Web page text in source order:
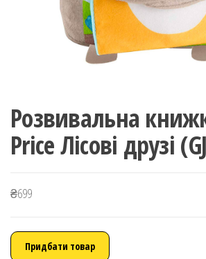
Розвивальна
Price Лісові друзі
₴699
Придбати товар